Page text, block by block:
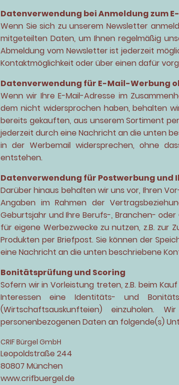
Datenverwendung bei Anmeldung zum
Wenn Sie sich zu unserem Newsletter
mitgeteilten Daten, um Ihnen regelmäßig
Abmeldung vom Newsletter ist jederzeit
Kontaktmöglichkeit oder über einen dafür
Datenverwendung für E-Mail-Werbung
Wenn wir Ihre E-Mail-Adresse im
dem nicht widersprochen haben, behalten
bereits gekauften, aus unserem Sortiment
jederzeit durch eine Nachricht an die unten
in der Werbemail widersprechen, ohne
entstehen.
Datenverwendung für Postwerbung und
Darüber hinaus behalten wir uns vor, Ihren
Angaben im Rahmen der
Geburtsjahr und Ihre Berufs-, Branchen-
für eigene Werbezwecke zu nutzen, z.B. zur
Produkten per Briefpost. Sie können der
eine Nachricht an die unten beschriebene
Bonitätsprüfung und Scoring
Sofern wir in Vorleistung treten, z.B. beim
Interessen eine Identitäts- und
(Wirtschaftsauskunfteien) einzuholen.
personenbezogenen Daten an folgende(s)
CRIF Bürgel GmbH
Leopoldstraße 244
80807 München
www.crifbuergel.de